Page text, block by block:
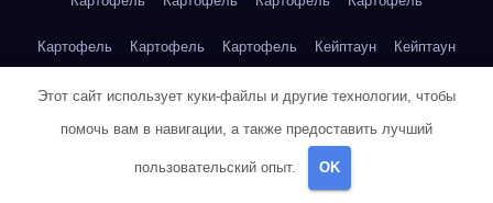
Картофель Картофель Картофель Кейптаун Кейптаун
Кейптаун Кейптаун Кейптаун Кейптаун Кейптаун
Кейптаун Кейптаун Кейптаун Кейптаун Кейптаун
Кейптаун
Этот сайт использует куки-файлы и другие технологии, чтобы
помочь вам в навигации, а также предоставить лучший
пользовательский опыт. OK